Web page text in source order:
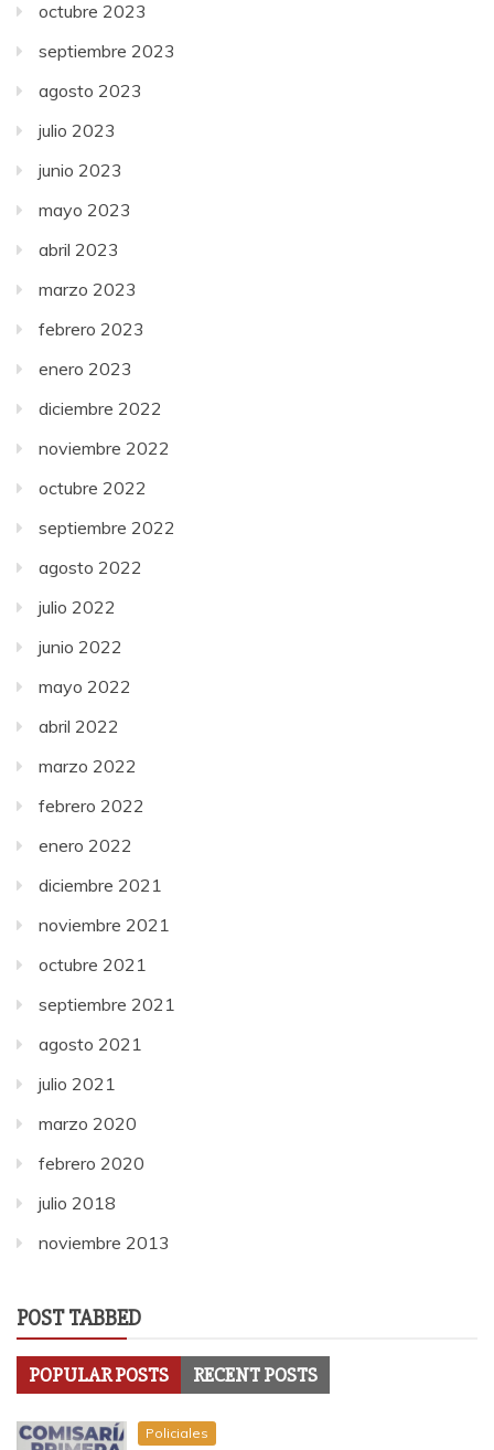
octubre 2023
septiembre 2023
agosto 2023
julio 2023
junio 2023
mayo 2023
abril 2023
marzo 2023
febrero 2023
enero 2023
diciembre 2022
noviembre 2022
octubre 2022
septiembre 2022
agosto 2022
julio 2022
junio 2022
mayo 2022
abril 2022
marzo 2022
febrero 2022
enero 2022
diciembre 2021
noviembre 2021
octubre 2021
septiembre 2021
agosto 2021
julio 2021
marzo 2020
febrero 2020
julio 2018
noviembre 2013
POST TABBED
POPULAR POSTS RECENT POSTS
Policiales